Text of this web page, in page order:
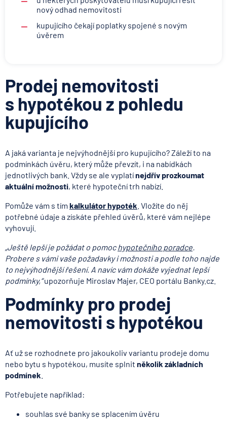
nový odhad nemovitosti
kupujícího čekají poplatky spojené s novým
úvěrem
Prodej nemovitosti
s hypotékou z pohledu
kupujícího
A jaká varianta je nejvýhodnější pro kupujícího? Záleží to na
podmínkách úvěru, který může převzít, i na nabídkách
jednotlivých bank. Vždy se ale vyplatínejdřív prozkoumat
aktuální možnosti, které hypoteční trh nabízí.
Pomůže vám s tím kalkulátor hypoték . Vložíte do něj
potřebné údaje a získáte přehled úvěrů, které vám nejlépe
vyhovují.
„Ještě lepší je požádat o pomoc hypotečního poradce
Probere s vámi vaše požadavky i možnosti a podle toho najde
to nejvýhodnější řešení. A navíc vám dokáže vyjednat lepší
podmínky,“upozorňuje Miroslav Majer, CEO portálu Banky.cz.
Podmínky pro prodej
nemovitosti s hypotékou
Ať už se rozhodnete pro jakoukoliv variantu prodeje domu
nebo bytu s hypotékou, musíte splnit několik základních
podmínek
Potřebujete například:
souhlas své banky se splacením úvěru